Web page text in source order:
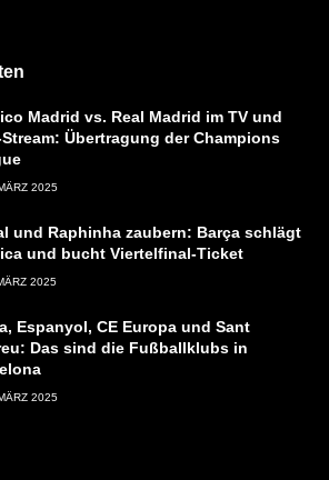
Madrid vs. Real Madrid im TV und
Übertragung der Champions
2025
und Raphinha zaubern: Barça schlägt
und bucht Viertelfinal-Ticket
2025
Espanyol, CE Europa und Sant
Das sind die Fußballklubs in
2025